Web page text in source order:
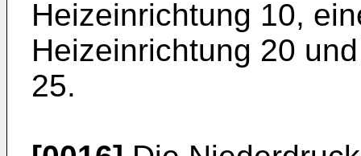
Heizeinrichtung 10,
Heizeinrichtung 20
25.